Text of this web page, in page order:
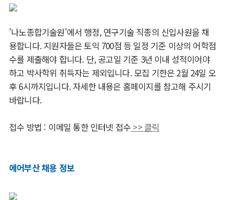
'나노종합기술원'에서 행정, 연구기술 직종의 신입사원을 채
용합니다. 지원자들은 토익 700점 등 일정 기준 이상의 어학점
수를 제출해야 합니다. 단, 공고일 기준 3년 이내 성적이어야
하고 박사학위 취득자는 제외입니다. 모집 기한은 2월 24일 오
후 6시까지입니다. 자세한 내용은 홈페이지를 참고해 주시기
바랍니다.
접수 방법 : 이메일 통한 인터넷 접수 >> 클릭
에어부산 채용 정보